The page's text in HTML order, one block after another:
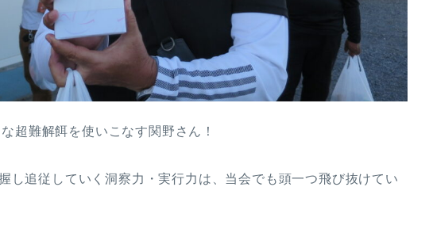
超難解餌を使いこなす関野さん！
し追従していく洞察力・実行力は、当会でも頭一つ飛び抜けてい